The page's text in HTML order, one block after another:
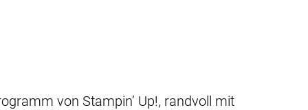
von Stampin’ Up!, randvoll mit